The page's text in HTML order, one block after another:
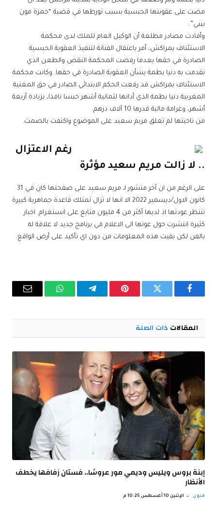
مضت على عقوبتها الحبسية بسبب تورطها في قضية “حمزة مون
بيبي”.
وأفادت مصادر مطلعة أن الوكيل العام للملك لدى محكمة
الاستئناف بمراكش، أمر باعتقال الفنانة لتنفيذ العقوبة الحبسية
الصادرة في حقها بعدما رفضت المحكمة النقض والطعن الذي
تقدمت به دنيا بطمة بشأن العقوبة الصادرة في حقها. وكانت محكمة
الاستئناف بمراكش قد رفعت الحكم الابتدائي الصادر في حق المغنية
المغربية دنيا بطمة الذي أدانها لثمانية أشهر حبسا نافذا، بزيادة أربعة
أشهر، وغرامة مالية قدرها 10 آلاف درهم.
من ناحيتها لم تعلق مريم سعيد على الموضوع واكتفت بالصمت.
رغم الاعتزال
.. لا زالت مريم سعيد مؤثرة
على الرغم من ان آخر منشور لـ مريم سعيد على صفحتها كان في 31
كانون الاول/ديسمبر 2022 الا انها لا تزال تمتلك قاعدة جماهرية كبيرة
تنتظر عودتها اذ لديها أكثر من 4 مليون متابع على انستغرام. اخبار
كثيرة انتشرت حول عوتها الى الاعلام في برنامج جديد لا علاقة له
بالفن لكن بقيت هذه المعلومات من دون اي تأكيد على أرض الواقع.
فيسبوك تويتر بينتيريستتيلقرام واتساب البريد
المقالات ذات الصلة
إبنة بروس ويليس وديمي مور عروسًا.. فستان زفافها يخطف
الأنظار
فنون الإثنين 10 أغسطس 10:25 م